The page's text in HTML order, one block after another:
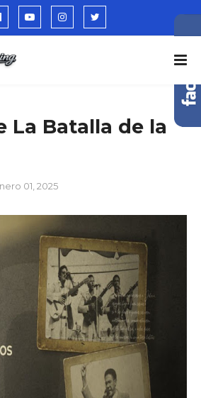
La Batalla de la
01, 2025